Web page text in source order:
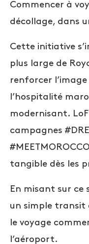
Commencer à
décollage, dans
Cette initiative
plus large de
renforcer
l’hospitalité
modernisant.
campagnes
tangible dès les
En misant sur ce
un simple transit
le voyage
l’aéroport.